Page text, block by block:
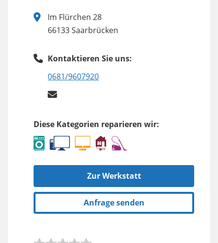
Im Flürchen 28
66133 Saarbrücken
Kontaktieren Sie uns:
0681/9607920
Diese Kategorien reparieren wir:
Zur Werkstatt
Anfrage senden